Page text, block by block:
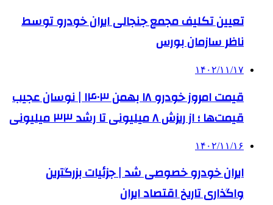
تعیین تکلیف مجمع جنجالی ایران خودرو توسط
ناظر سازمان بورس
۱۴۰۲/۱۱/۱۷
قیمت امروز خودرو ۱۸ بهمن ۱۴۰۳ | نوسان عجیب
قیمت‌ها ؛ از ریزش ۸ میلیونی تا رشد ۳۳ میلیونی
۱۴۰۲/۱۱/۱۶
ایران خودرو خصوصی شد | جزئیات بزرگترین
واگذاری تاریخ اقتصاد ایران